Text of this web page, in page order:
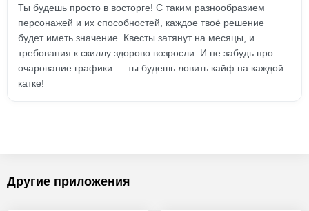
Ты будешь просто в восторге! С таким разнообразием
персонажей и их способностей, каждое твоё решение
будет иметь значение. Квесты затянут на месяцы, и
требования к скиллу здорово возросли. И не забудь про
очарование графики — ты будешь ловить кайф на каждой
катке!
Другие приложения